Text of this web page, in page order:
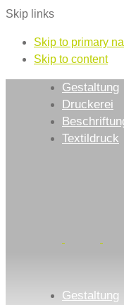
Skip links
Skip to primary
Skip to content
Gestaltung
Druckerei
Textildruck
Gestaltung